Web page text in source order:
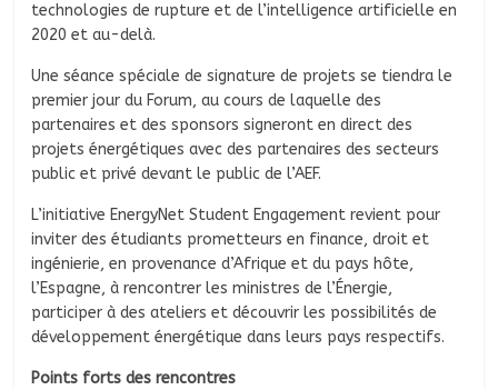
technologies de rupture et de l’intelligence artificielle en
2020 et au-delà.
Une séance spéciale de signature de projets se tiendra le
premier jour du Forum, au cours de laquelle des
partenaires et des sponsors signeront en direct des
projets énergétiques avec des partenaires des secteurs
public et privé devant le public de l’AEF.
L’initiative EnergyNet Student Engagement revient pour
inviter des étudiants prometteurs en finance, droit et
ingénierie, en provenance d’Afrique et du pays hôte,
l’Espagne, à rencontrer les ministres de l’Énergie,
participer à des ateliers et découvrir les possibilités de
développement énergétique dans leurs pays respectifs.
Points forts des rencontres